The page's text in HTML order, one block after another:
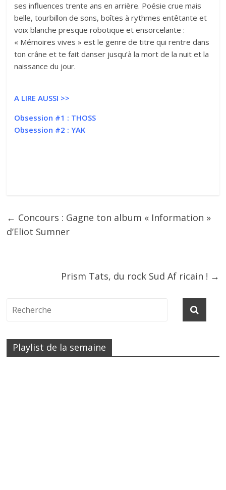
ses influences trente ans en arrière. Poésie crue mais
belle, tourbillon de sons, boîtes à rythmes entêtante et
voix blanche presque robotique et ensorcelante :
« Mémoires vives » est le genre de titre qui rentre dans
ton crâne et te fait danser jusqu’à la mort de la nuit et la
naissance du jour.
A LIRE AUSSI >>
Obsession #1 : THOSS
Obsession #2 : YAK
← Concours : Gagne ton album « Information »
d’Eliot Sumner
Prism Tats, du rock Sud Af ricain ! →
Playlist de la semaine